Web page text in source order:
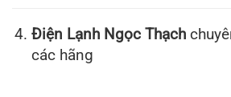
Điện Lạnh Ngọc Thạch
các hãng